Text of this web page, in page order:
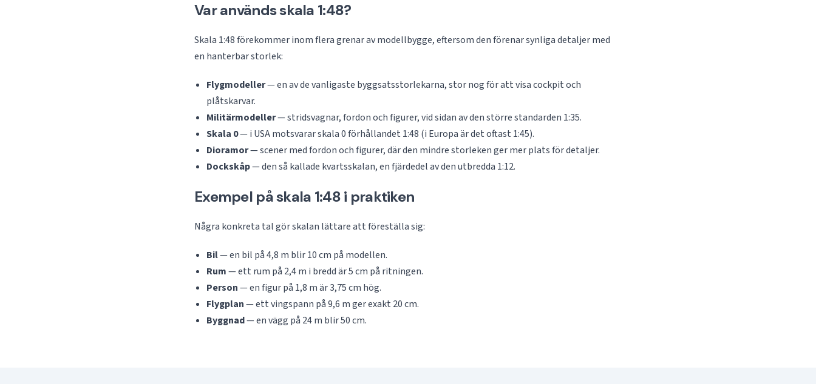
Var används skala 1:48?
Skala 1:48 förekommer inom flera grenar av modellbygge, eftersom den förenar synliga detaljer med
en hanterbar storlek:
Flygmodeller— en av de vanligaste byggsatsstorlekarna, stor nog för att visa cockpit och
plåtskarvar.
Militärmodeller— stridsvagnar, fordon och figurer, vid sidan av den större standarden 1:35.
Skala 0— i USA motsvarar skala 0 förhållandet 1:48 (i Europa är det oftast 1:45).
Dioramor— scener med fordon och figurer, där den mindre storleken ger mer plats för detaljer.
Dockskåp— den så kallade kvartsskalan, en fjärdedel av den utbredda 1:12.
Exempel på skala 1:48 i praktiken
Några konkreta tal gör skalan lättare att föreställa sig:
Bil— en bil på 4,8 m blir 10 cm på modellen.
Rum— ett rum på 2,4 m i bredd är 5 cm på ritningen.
Person— en figur på 1,8 m är 3,75 cm hög.
Flygplan— ett vingspann på 9,6 m ger exakt 20 cm.
Byggnad— en vägg på 24 m blir 50 cm.